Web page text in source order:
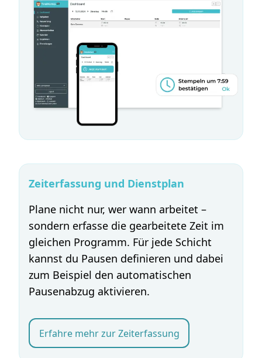
Zeiterfassung und Dienstplan
Plane nicht nur, wer wann arbeitet –
sondern erfasse die gearbeitete Zeit im
gleichen Programm. Für jede Schicht
kannst du Pausen definieren und dabei
zum Beispiel den automatischen
Pausenabzug aktivieren.
Erfahre mehr zur Zeiterfassung